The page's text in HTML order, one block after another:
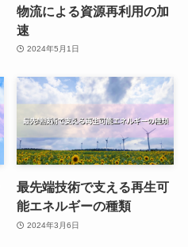
物流による資源再利用の加
速
2024年5月1日
最先端技術で支える再生可
能エネルギーの種類
2024年3月6日